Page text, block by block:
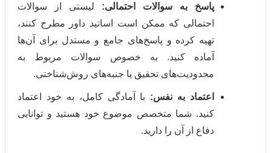
پاسخ به سوالات احتمالی: لیستی از سوالات
احتمالی که ممکن است اساتید داور مطرح کنند،
تهیه کرده و پاسخ‌های جامع و مستدل برای آن‌ها
آماده کنید. به خصوص سوالات مربوط به
محدودیت‌های تحقیق یا جنبه‌های روش‌شناختی.
اعتماد به نفس:با آمادگی کامل، به خود اعتماد
کنید. شما متخصص موضوع خود هستید و توانایی
دفاع از آن را دارید.